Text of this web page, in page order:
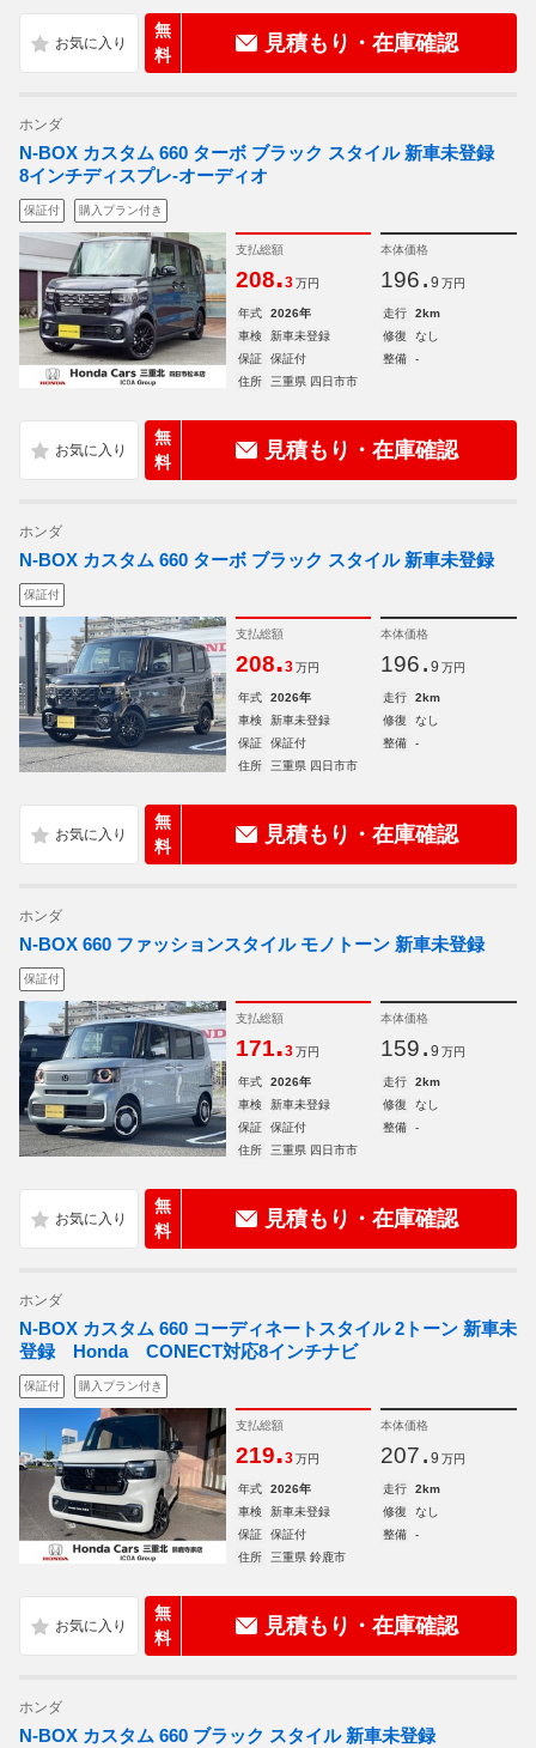
無
料
見積もり・在庫確認
ホンダ
N-BOX カスタム 660 ターボ ブラック スタイル 新車未登録
8インチディスプレ-オーディオ
保証付 購入プラン付き
支払総額
208.3 万円
本体価格
196. 9 万円
年式 2026年 走行
2km
車検
新車未登録 修復
なし
保証
保証付 整備
-
住所
三重県 四日市市
無
料
見積もり・在庫確認
ホンダ
N-BOX カスタム 660 ターボ ブラック スタイル 新車未登録
保証付
支払総額
208.3 万円
本体価格
196. 9 万円
年式 2026年 走行
2km
車検
新車未登録 修復
なし
保証
保証付 整備
-
住所
三重県 四日市市
無
料
見積もり・在庫確認
ホンダ
N-BOX 660 ファッションスタイル モノトーン 新車未登録
保証付
支払総額
171.3 万円
本体価格
159. 9 万円
年式 2026年 走行
2km
車検
新車未登録 修復
なし
保証
保証付 整備
-
住所
三重県 四日市市
無
料
見積もり・在庫確認
ホンダ
N-BOX カスタム 660 コーディネートスタイル 2トーン 新車未
登録 Honda CONECT対応8インチナビ
保証付 購入プラン付き
支払総額
219.3 万円
本体価格
207. 9 万円
年式 2026年 走行
2km
車検
新車未登録 修復
なし
保証
保証付 整備
-
住所
三重県 鈴鹿市
無
料
見積もり・在庫確認
ホンダ
N-BOX カスタム 660 ブラック スタイル 新車未登録